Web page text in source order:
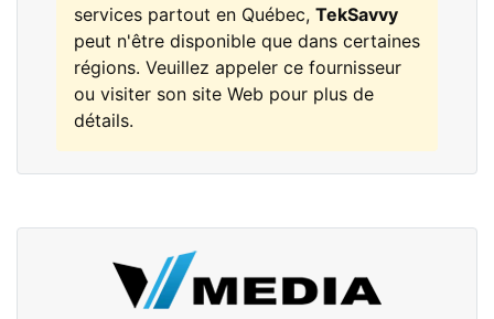
services partout en Québec, TekSavvy
peut n'être disponible que dans certaines
régions. Veuillez appeler ce fournisseur
ou visiter son site Web pour plus de
détails.